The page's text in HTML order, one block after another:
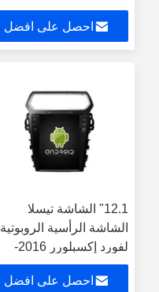
Tourneo 2018-2020
Ford Explorer Police
2020-2024 مشغل
احصل على افضل
12.1" الشاشة تيسلا
الشاشة الرأسية الروبوتية
لفورد إكسبلورر 2016-
2019 سيارات الوسائط
المتعددة ستيريو جي بي
احصل على افضل